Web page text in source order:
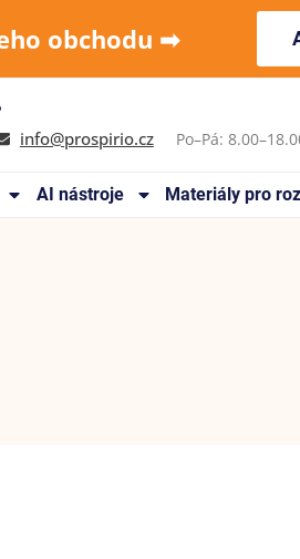
obchodu ➡︎
info@prospirio.cz Po–Pá:
AI nástroje Materiály pro